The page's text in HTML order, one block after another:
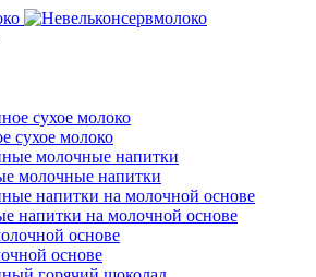
сухое молоко
молочные напитки
напитки на молочной основе
основе